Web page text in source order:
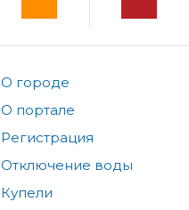
О городе
О портале
Регистрация
Отключение воды
Купели